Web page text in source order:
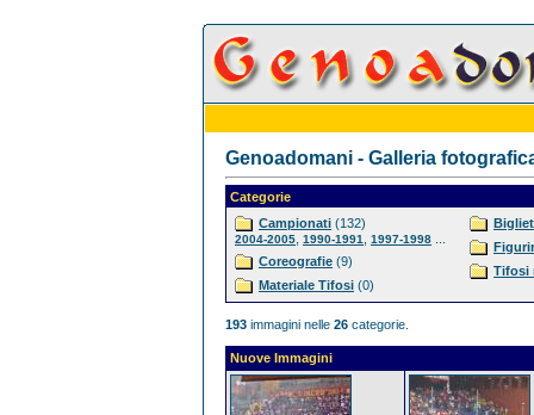
Genoadomani - Galleria
Categorie
Campionati (132)
2004-2005 1990-1991 1997-1998
Coreografie (9)
Materiale Tifosi (0)
Tifosi
193 immagini nelle 26 categorie.
Nuove Immagini